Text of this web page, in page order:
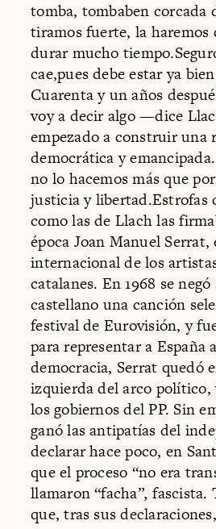
tomba, tombaben corcada
tiramos fuerte, la haremos
durar mucho
cae,pues debe estar ya
Cuarenta y un años
voy a decir algo —dice
empezado a construir una
democrática y
no lo hacemos más que
justicia y libertad.Estrofas
como las de Llach las
época Joan Manuel Serrat,
internacional de los
catalanes. En 1968 se
castellano una canción
festival de Eurovisión, y
para representar a España
democracia, Serrat quedó
izquierda del arco
los gobiernos del PP. Sin
ganó las antipatías del
declarar hace poco, en
que el proceso “no era
llamaron “facha”, fascista.
que, tras sus